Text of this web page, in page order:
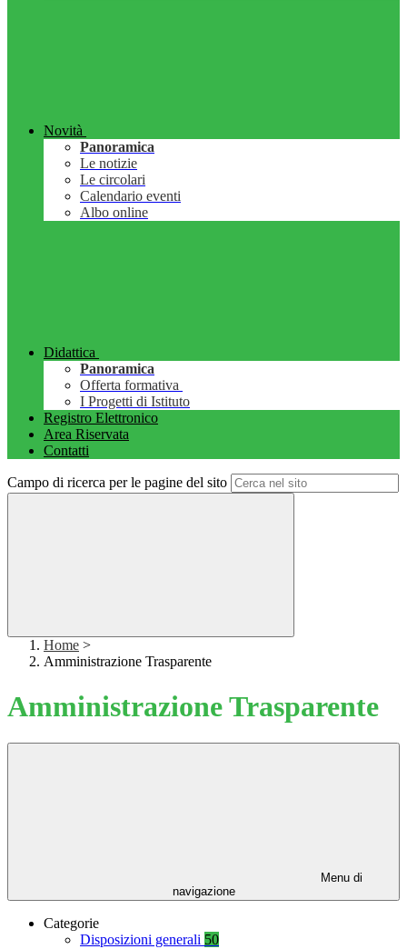
Novità
Panoramica
Le notizie
Le circolari
Calendario eventi
Albo online
Didattica
Panoramica
Offerta formativa
I Progetti di Istituto
Registro Elettronico
Area Riservata
Contatti
Campo di ricerca per le pagine del sito
Home >
Amministrazione Trasparente
Amministrazione Trasparente
Menu di
navigazione
Categorie
Disposizioni generali 50